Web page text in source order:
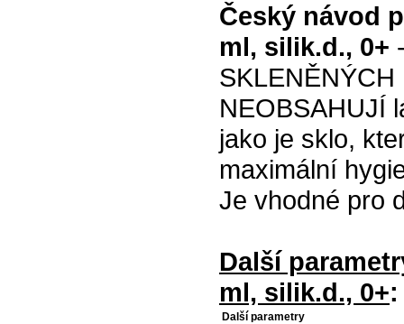
Český návod
ml, silik.d., 0+
NEOBSAHUJÍ
jako je sklo,
maximální
Je vhodné pro
Další
ml, silik.d., 0+:
Další parametry